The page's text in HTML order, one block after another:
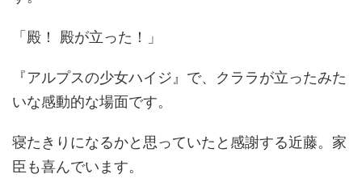
「殿！ 殿が立った！」
『アルプスの少女ハイジ』で、クララが立ったみた
いな感動的な場面です。
寝たきりになるかと思っていたと感謝する近藤。家
臣も喜んでいます。